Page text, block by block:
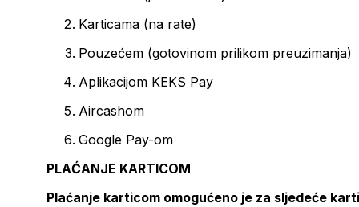
Karticama (na rate)
Pouzećem (gotovinom prilikom preuzimanja)
Aplikacijom KEKS Pay
Aircashom
Google Pay-om
PLAĆANJE KARTICOM
Plaćanje karticom omogućeno je za sljedeće